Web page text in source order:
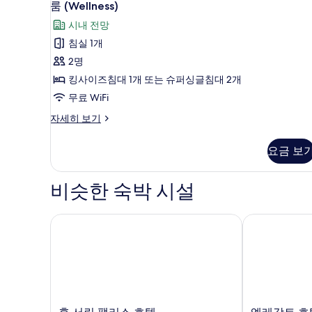
보
기
(Wellness)
사
진
모
두
보
기
1
룸 (Wellness)
시내 전망
침실 1개
2명
킹사이즈침대 1개 또는 슈퍼싱글침대 2개
무료 WiFi
자세히 보기
룸
히
기
요금 보
비슷한 숙박 시설
휴 서린 팰리스 호텔 엘레강트 호텔